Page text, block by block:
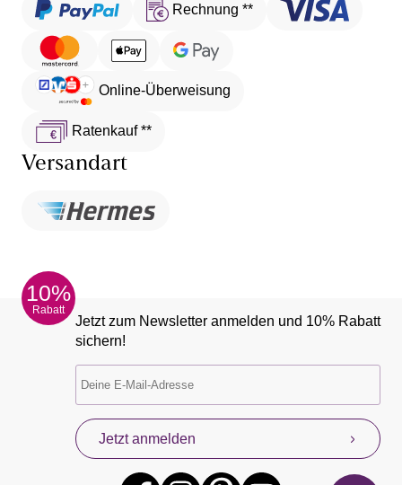
Rechnung **
Online-Überweisung
Ratenkauf **
Versandart
10%
Rabatt
Jetzt zum Newsletter anmelden und 10% Rabatt
sichern!
Jetzt anmelden